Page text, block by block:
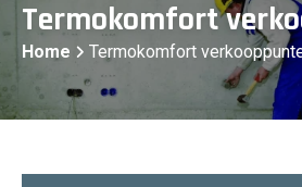
Termokomfort
Home Termokomfort